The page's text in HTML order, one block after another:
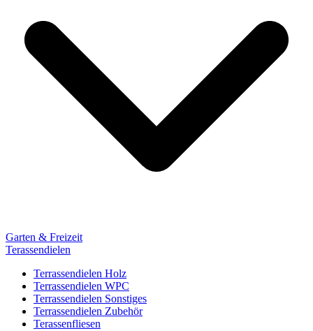
Garten & Freizeit
Terassendielen
Terrassendielen Holz
Terrassendielen WPC
Terrassendielen Sonstiges
Terrassendielen Zubehör
Terassenfliesen